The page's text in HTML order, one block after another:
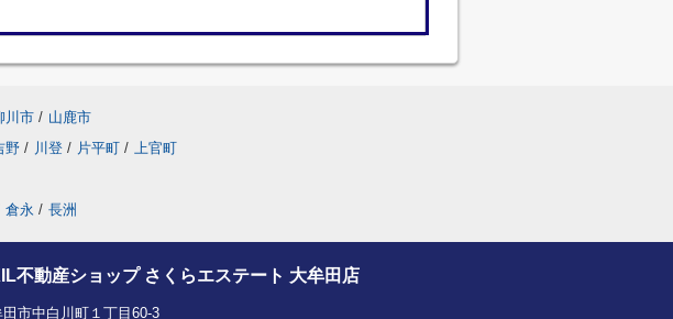
川市 / 山鹿市
野 / 川登 / 片平町 / 上官町
倉永 / 長洲
不動産ショップ さくらエステート 大牟田店
市中白川町１丁目60-3